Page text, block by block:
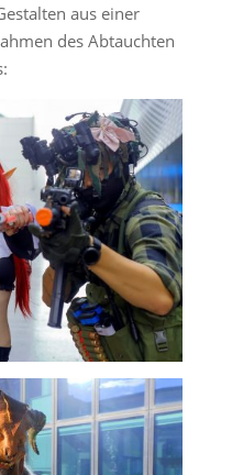
aus einer
des Abtauchten